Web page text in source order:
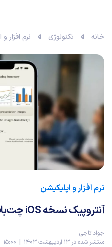
خانه تکنولوژی نرم افزار
نرم افزار و اپلیکیشن
آنتروپیک نسخه iOS چت‌بات Claude را منتشر کرد
جواد تاجی
منتشر شده در 13 اردیبهشت 1403 | 15:00